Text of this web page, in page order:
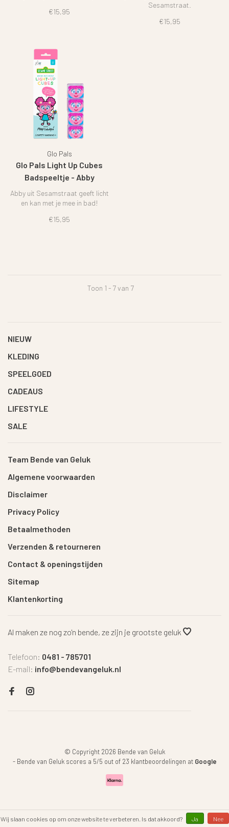
€15,95
Sesamstraat.
€15,95
Glo Pals
Glo Pals Light Up Cubes
Badspeeltje - Abby
Sesamstraat
Abby uit Sesamstraat geeft licht
en kan met je mee in bad!
€15,95
Toon 1 - 7 van 7
NIEUW
KLEDING
SPEELGOED
CADEAUS
LIFESTYLE
SALE
Team Bende van Geluk
Algemene voorwaarden
Disclaimer
Privacy Policy
Betaalmethoden
Verzenden & retourneren
Contact & openingstijden
Sitemap
Klantenkorting
Al maken ze nog zo'n bende, ze zijn je grootste geluk
Telefoon: 0481 - 785701
E-mail: info@bendevangeluk.nl
© Copyright 2026 Bende van Geluk
- Bende van Geluk scores a 5/5 out of 23 klantbeoordelingen at Google
Wij slaan cookies op om onze website te verbeteren. Is dat akkoord? Ja Nee